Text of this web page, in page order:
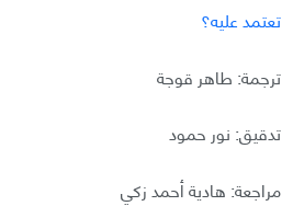
تعتمد عليه؟
ترجمة: طاهر قوجة
تدقيق: نور حمود
مراجعة: هادية أحمد زكي